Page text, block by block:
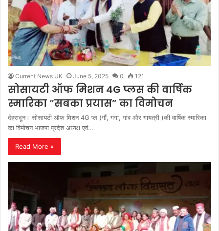
Current News UK June 5, 2025 0 121
सोसायटी ऑफ मिशन 4G प्लस की वार्षिक
स्मारिका “सबका प्रयास” का विमोचन
देहरादून। सोसायटी ऑफ मिशन 4G प्ल (गौं, गंगा, गांव और गायत्री )की वार्षिक स्मारिका
का विमोचन भाजपा प्रदेश अध्यक्ष एवं…
Read More »